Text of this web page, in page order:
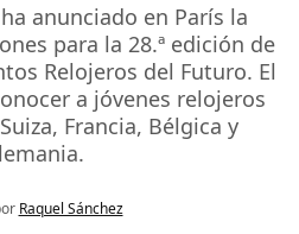
anunciado en París la
para la 28.ª edición de
Relojeros del Futuro. El
a jóvenes relojeros
Francia, Bélgica y
Raquel Sánchez